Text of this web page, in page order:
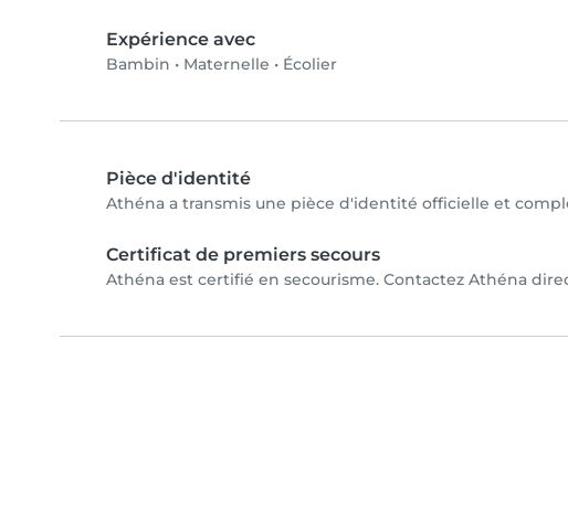
Expérience avec
Bambin • Maternelle • Écolier
Pièce d'identité
Athéna a transmis une pièce d'identité officielle et
Certificat de premiers secours
Athéna est certifié en secourisme. Contactez Athéna